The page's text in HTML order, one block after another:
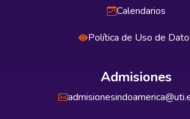
Calendarios
Política de Uso de
Admisiones